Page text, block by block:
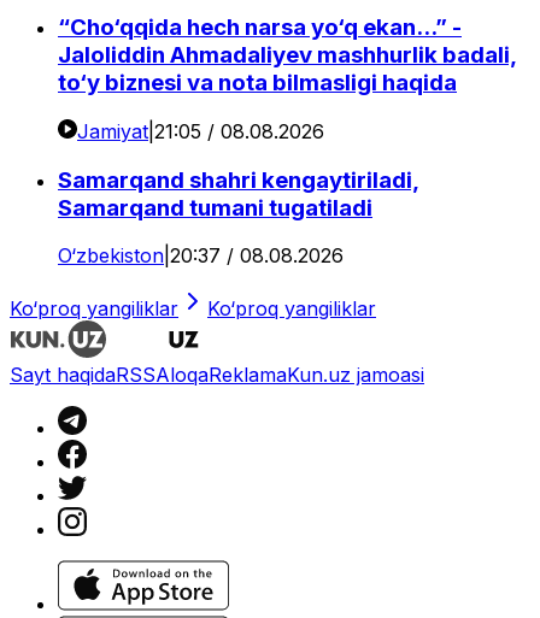
“Cho‘qqida hech narsa yo‘q ekan...” -
Jaloliddin Ahmadaliyev mashhurlik badali,
to‘y biznesi va nota bilmasligi haqida
Jamiyat 21:05 / 08.08.2026
Samarqand shahri kengaytiriladi,
Samarqand tumani tugatiladi
O‘zbekiston 20:37 / 08.08.2026
Ko‘proq yangiliklar Ko‘proq yangiliklar
Sayt haqidaRSSAloqaReklamaKun.uz jamoasi